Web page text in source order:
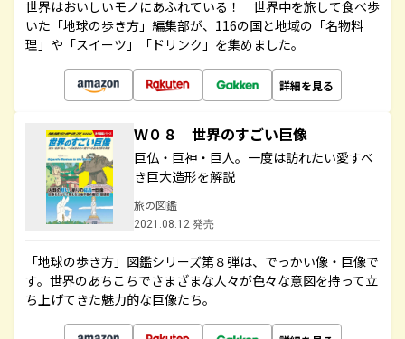
世界はおいしいモノにあふれている！ 世界中を旅して食べ歩
いた「地球の歩き方」編集部が、116の国と地域の「名物料
理」や「スイーツ」「ドリンク」を集めました。
詳細を見る
Ｗ０８ 世界のすごい巨像
巨仏・巨神・巨人。一度は訪れたい愛すべ
き巨大造形を解説
旅の図鑑
2021.08.12 発売
「地球の歩き方」図鑑シリーズ第８弾は、でっかい像・巨像で
す。世界のあちこちでさまざまな人々が色々な意図を持って立
ち上げてきた魅力的な巨像たち。